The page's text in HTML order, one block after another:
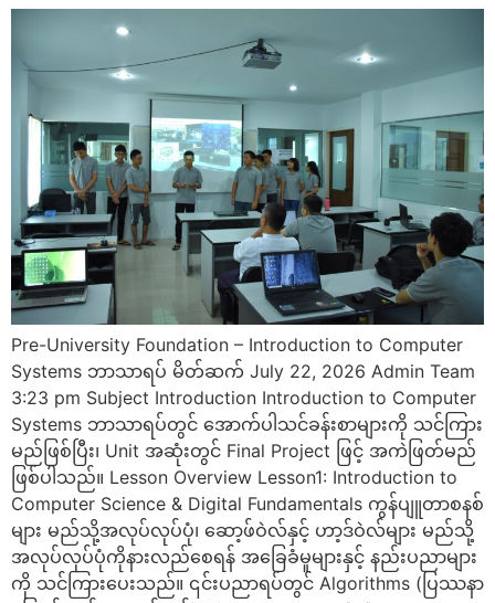
Pre-University Foundation – Introduction to Computer
Systems ဘာသာရပ် မိတ်ဆက် July 22, 2026 Admin Team
3:23 pm Subject Introduction Introduction to Computer
Systems ဘာသာရပ်တွင် အောက်ပါသင်ခန်းစာများကို သင်ကြား
မည်ဖြစ်ပြီး၊ Unit အဆုံးတွင် Final Project ဖြင့် အကဲဖြတ်မည်
ဖြစ်ပါသည်။ Lesson Overview Lesson1: Introduction to
Computer Science & Digital Fundamentals ကွန်ပျူတာစနစ်
များ မည်သို့အလုပ်လုပ်ပုံ၊ ဆော့ဖ်ဝဲလ်နှင့် ဟာ့ဒ်ဝဲလ်များ မည်သို့
အလုပ်လုပ်ပုံကိုနားလည်စေရန် အခြေခံမူများနှင့် နည်းပညာများ
ကို သင်ကြားပေးသည်။ ၎င်းပညာရပ်တွင် Algorithms (ပြဿနာ